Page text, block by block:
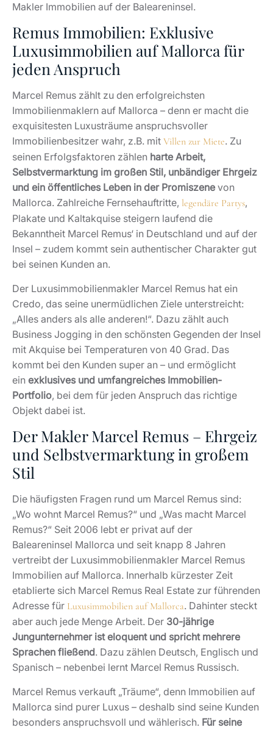
Makler Immobilien auf der Baleareninsel.
Remus Immobilien: Exklusive
Luxusimmobilien auf Mallorca für
jeden Anspruch
Marcel Remus zählt zu den erfolgreichsten
Immobilienmaklern auf Mallorca – denn er macht die
exquisitesten Luxusträume anspruchsvoller
Immobilienbesitzer wahr, z.B. mit Villen zur Miete. Zu
seinen Erfolgsfaktoren zählen harte Arbeit,
Selbstvermarktung im großen Stil, unbändiger Ehrgeiz
und ein öffentliches Leben in der Promiszene von
Mallorca. Zahlreiche Fernsehauftritte, legendäre Partys,
Plakate und Kaltakquise steigern laufend die
Bekanntheit Marcel Remus‘ in Deutschland und auf der
Insel – zudem kommt sein authentischer Charakter gut
bei seinen Kunden an.
Der Luxusimmobilienmakler Marcel Remus hat ein
Credo, das seine unermüdlichen Ziele unterstreicht:
„Alles anders als alle anderen!“. Dazu zählt auch
Business Jogging in den schönsten Gegenden der Insel
mit Akquise bei Temperaturen von 40 Grad. Das
kommt bei den Kunden super an – und ermöglicht
ein exklusives und umfangreiches Immobilien-
Portfolio, bei dem für jeden Anspruch das richtige
Objekt dabei ist.
Der Makler Marcel Remus – Ehrgeiz
und Selbstvermarktung in großem
Stil
Die häufigsten Fragen rund um Marcel Remus sind:
„Wo wohnt Marcel Remus?“ und „Was macht Marcel
Remus?“ Seit 2006 lebt er privat auf der
Baleareninsel Mallorca und seit knapp 8 Jahren
vertreibt der Luxusimmobilienmakler Marcel Remus
Immobilien auf Mallorca. Innerhalb kürzester Zeit
etablierte sich Marcel Remus Real Estate zur führenden
Adresse für Luxusimmobilien auf Mallorca. Dahinter steckt
aber auch jede Menge Arbeit. Der 30-jährige
Jungunternehmer ist eloquent und spricht mehrere
Sprachen fließend. Dazu zählen Deutsch, Englisch und
Spanisch – nebenbei lernt Marcel Remus Russisch.
Marcel Remus verkauft „Träume“, denn Immobilien auf
Mallorca sind purer Luxus – deshalb sind seine Kunden
besonders anspruchsvoll und wählerisch. Für seine